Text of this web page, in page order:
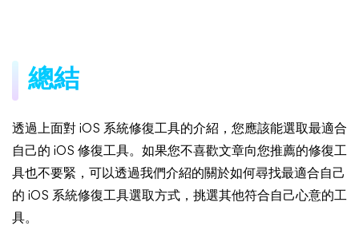
總結
透過上面對 iOS 系統修復工具的介紹，您應該能選取最適合
自己的 iOS 修復工具。如果您不喜歡文章向您推薦的修復工
具也不要緊，可以透過我們介紹的關於如何尋找最適合自己
的 iOS 系統修復工具選取方式，挑選其他符合自己心意的工
具。